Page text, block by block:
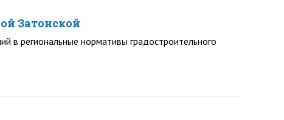
Затонской
в региональные нормативы градостроительного